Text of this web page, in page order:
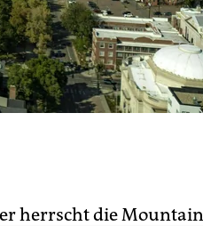
herrscht die Mountain